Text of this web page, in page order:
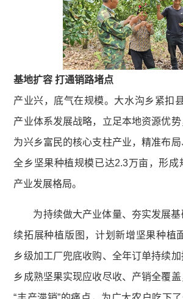
基地扩容 打通销路堵点
产业兴，底气在规模。大水沟乡紧扣
产业体系发展战略，立足本地资源优
为兴乡富民的核心支柱产业，精准布
全乡坚果种植规模已达2.3万亩，形成
产业发展格局。
为持续做大产业体量、夯实发展
续拓展种植版图，计划新增坚果种植
乡级加工厂兜底收购、全年订单持续
乡成熟坚果实现应收尽收、产销全覆